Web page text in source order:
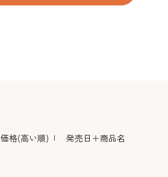
価格(高い順) 発売日＋商品名